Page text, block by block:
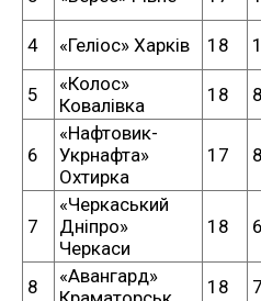
4 «Геліос» Харків 18
5
«Колос»
Ковалівка
18 8
6
«Нафтовик-
Укрнафта»
Охтирка
17 8
7
«Черкаський
Дніпро»
Черкаси
18 6
8
«Авангард»
18 7